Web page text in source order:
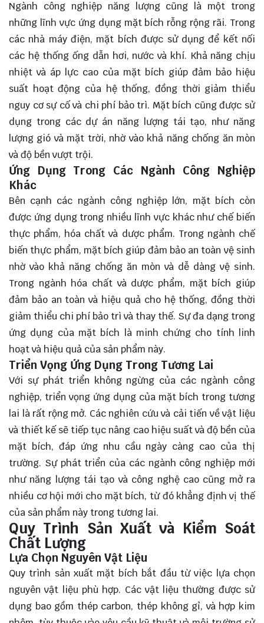
Ngành công nghiệp năng lượng cũng là một trong
những lĩnh vực ứng dụng mặt bích rỗng rộng rãi. Trong
các nhà máy điện, mặt bích được sử dụng để kết nối
các hệ thống ống dẫn hơi, nước và khí. Khả năng chịu
nhiệt và áp lực cao của mặt bích giúp đảm bảo hiệu
suất hoạt động của hệ thống, đồng thời giảm thiểu
nguy cơ sự cố và chi phí bảo trì. Mặt bích cũng được sử
dụng trong các dự án năng lượng tái tạo, như năng
lượng gió và mặt trời, nhờ vào khả năng chống ăn mòn
và độ bền vượt trội.
Ứng Dụng Trong Các Ngành Công Nghiệp
Khác
Bên cạnh các ngành công nghiệp lớn, mặt bích còn
được ứng dụng trong nhiều lĩnh vực khác như chế biến
thực phẩm, hóa chất và dược phẩm. Trong ngành chế
biến thực phẩm, mặt bích giúp đảm bảo an toàn vệ sinh
nhờ vào khả năng chống ăn mòn và dễ dàng vệ sinh.
Trong ngành hóa chất và dược phẩm, mặt bích giúp
đảm bảo an toàn và hiệu quả cho hệ thống, đồng thời
giảm thiểu chi phí bảo trì và thay thế. Sự đa dạng trong
ứng dụng của mặt bích là minh chứng cho tính linh
hoạt và hiệu quả của sản phẩm này.
Triển Vọng Ứng Dụng Trong Tương Lai
Với sự phát triển không ngừng của các ngành công
nghiệp, triển vọng ứng dụng của mặt bích trong tương
lai là rất rộng mở. Các nghiên cứu và cải tiến về vật liệu
và thiết kế sẽ tiếp tục nâng cao hiệu suất và độ bền của
mặt bích, đáp ứng nhu cầu ngày càng cao của thị
trường. Sự phát triển của các ngành công nghiệp mới
như năng lượng tái tạo và công nghệ cao cũng mở ra
nhiều cơ hội mới cho mặt bích, từ đó khẳng định vị thế
của sản phẩm này trong tương lai.
Quy Trình Sản Xuất và Kiểm Soát
Chất Lượng
Lựa Chọn Nguyên Vật Liệu
Quy trình sản xuất mặt bích bắt đầu từ việc lựa chọn
nguyên vật liệu phù hợp. Các vật liệu thường được sử
dụng bao gồm thép carbon, thép không gỉ, và hợp kim